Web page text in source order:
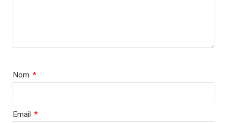
Nom *
Email *